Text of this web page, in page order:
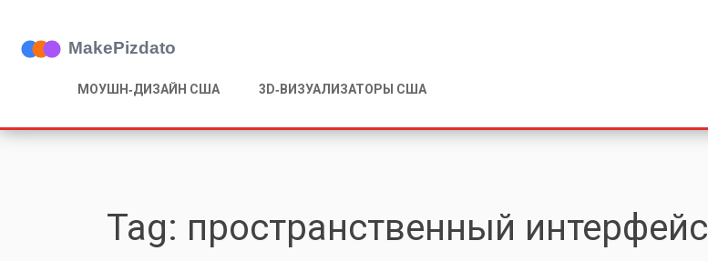
МОУШН‑ДИЗАЙН США 3D‑ВИЗУАЛИЗАТОРЫ США
Tag: пространственный интерфейс